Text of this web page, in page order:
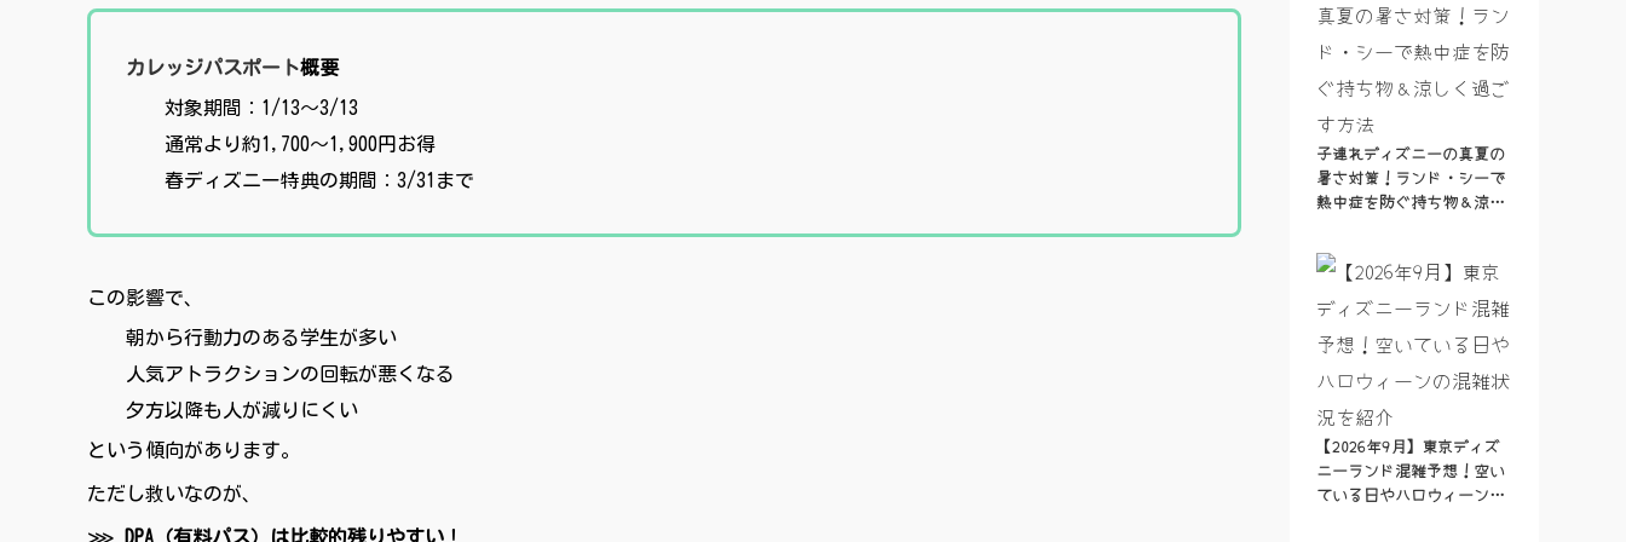
カレッジパスポート概要
対象期間：1/13〜3/13
通常より約1,700〜1,900円お得
春ディズニー特典の期間：3/31まで
この影響で、
朝から行動力のある学生が多い
人気アトラクションの回転が悪くなる
夕方以降も人が減りにくい
という傾向があります。
ただし救いなのが、
⋙ DPA（有料パス）は比較的残りやすい ！
子連れディズニーの真夏の
暑さ対策！ランド・シーで
熱中症を防ぐ持ち物＆涼し
【2026年9月】東京ディズ
ニーランド混雑予想！空い
ている日やハロウィーンの